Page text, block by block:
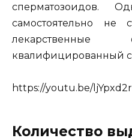
сперматозоидов.
самостоятельно не
лекарственные
квалифицированный
https://youtu.be/
Количество